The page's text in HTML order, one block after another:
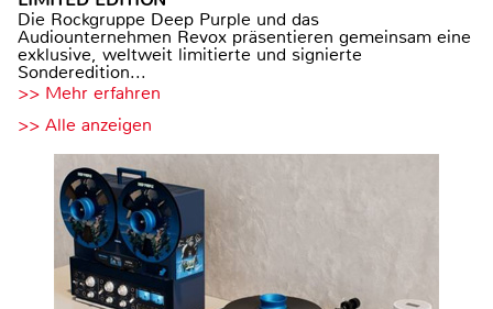
Die Rockgruppe Deep Purple und das
Audiounternehmen Revox präsentieren gemeinsam eine
exklusive, weltweit limitierte und signierte
Sonderedition...
>> Mehr erfahren
>> Alle anzeigen